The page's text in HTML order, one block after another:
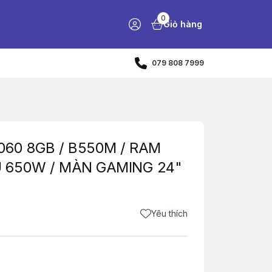
0
Giỏ hàng
079 808 7999
8GB / B550M / RAM
650W / MÀN GAMING 24"
Yêu thích